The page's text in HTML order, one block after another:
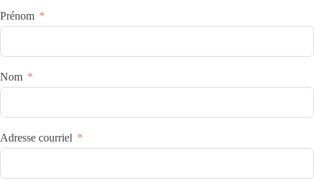
Prénom
Nom
Adresse courriel